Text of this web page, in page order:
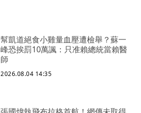
幫凱道絕食小雞量血壓遭檢舉？蘇一
峰恐挨罰10萬諷：只准賴總統當賴醫
師
2026.08.04 14:35